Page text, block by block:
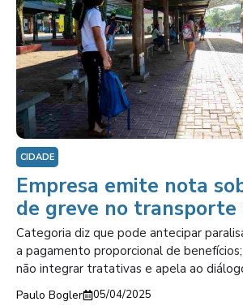
CIDADE
Empresa emite nota
de greve no
Categoria diz que pode antecipar
a pagamento proporcional de
não integrar tratativas e apela ao
Paulo Bogler 05/04/2025